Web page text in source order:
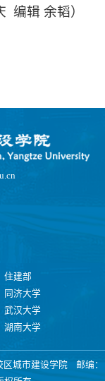
编辑 余韬）
住建部
同济大学
武汉大学
湖南大学
城市建设学院 邮编：